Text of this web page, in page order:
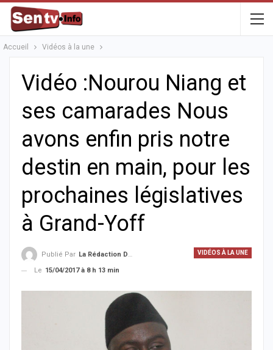
Accueil Vidéos à la une
Vidéo :Nourou Niang et
ses camarades Nous
avons enfin pris notre
destin en main, pour les
prochaines législatives
à Grand-Yoff
VIDÉOS À LA UNE
Publié Par La Rédaction De La SenTV.info
Le 15/04/2017 à 8 h 13 min